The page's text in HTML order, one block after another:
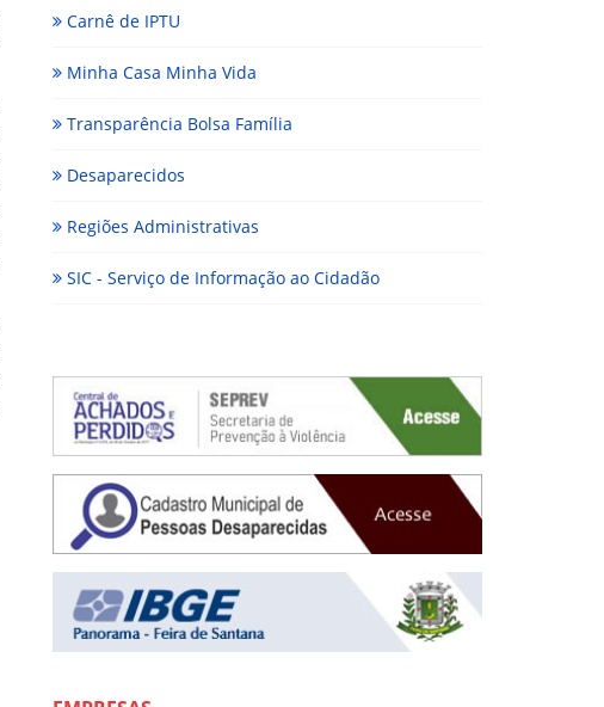
Carnê de IPTU
Minha Casa Minha Vida
Transparência Bolsa Família
Desaparecidos
Regiões Administrativas
SIC - Serviço de Informação ao Cidadão